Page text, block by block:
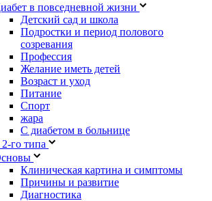
в повседневной жизни
Детский сад и школа
Подростки и период полового
созревания
Профессия
Желание иметь детей
Возраст и уход
Питание
Спорт
жара
С диабетом в больнице
го типа
Клиническая картина и симптомы
Причины и развитие
Диагностика